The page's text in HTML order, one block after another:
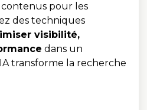
contenus pour les
des techniques
visibilité,
dans un
transforme la recherche